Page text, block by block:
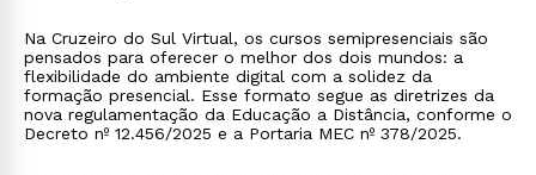
Na Cruzeiro do Sul Virtual, os cursos semipresenciais são
pensados para oferecer o melhor dos dois mundos: a
flexibilidade do ambiente digital com a solidez da
formação presencial. Esse formato segue as diretrizes da
nova regulamentação da Educação a Distância, conforme o
Decreto nº 12.456/2025 e a Portaria MEC nº 378/2025.